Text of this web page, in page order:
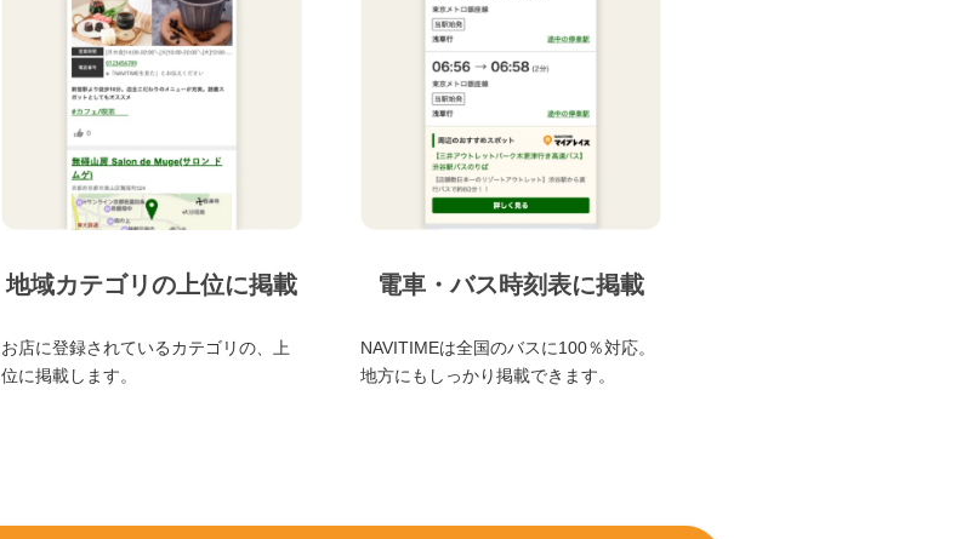
地域カテゴリの上位に掲載
お店に登録されているカテゴリの、上
位に掲載します。
電車・バス時刻表に掲載
NAVITIMEは全国のバスに100％対応。
地方にもしっかり掲載できます。